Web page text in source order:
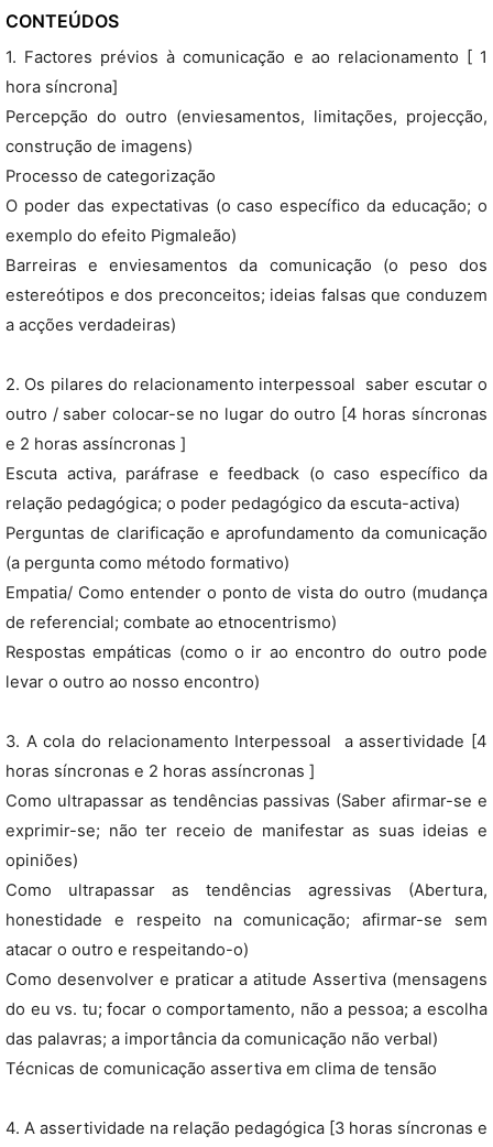
CONTEÚDOS
1. Factores prévios à comunicação e ao relacionamento [ 1
hora síncrona]
Percepção do outro (enviesamentos, limitações, projecção,
construção de imagens)
Processo de categorização
O poder das expectativas (o caso específico da educação; o
exemplo do efeito Pigmaleão)
Barreiras e enviesamentos da comunicação (o peso dos
estereótipos e dos preconceitos; ideias falsas que conduzem
a acções verdadeiras)
2. Os pilares do relacionamento interpessoal  saber escutar o
outro / saber colocar-se no lugar do outro [4 horas síncronas
e 2 horas assíncronas ]
Escuta activa, paráfrase e feedback (o caso específico da
relação pedagógica; o poder pedagógico da escuta-activa)
Perguntas de clarificação e aprofundamento da comunicação
(a pergunta como método formativo)
Empatia/ Como entender o ponto de vista do outro (mudança
de referencial; combate ao etnocentrismo)
Respostas empáticas (como o ir ao encontro do outro pode
levar o outro ao nosso encontro)
3. A cola do relacionamento Interpessoal  a assertividade [4
horas síncronas e 2 horas assíncronas ]
Como ultrapassar as tendências passivas (Saber afirmar-se e
exprimir-se; não ter receio de manifestar as suas ideias e
opiniões)
Como ultrapassar as tendências agressivas (Abertura,
honestidade e respeito na comunicação; afirmar-se sem
atacar o outro e respeitando-o)
Como desenvolver e praticar a atitude Assertiva (mensagens
do eu vs. tu; focar o comportamento, não a pessoa; a escolha
das palavras; a importância da comunicação não verbal)
Técnicas de comunicação assertiva em clima de tensão
4. A assertividade na relação pedagógica [3 horas síncronas e